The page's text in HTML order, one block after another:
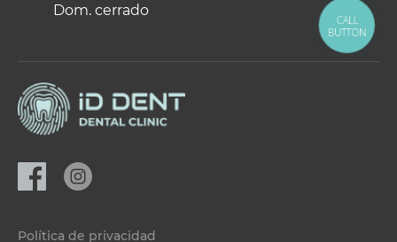
Dom. cerrado
Política de privacidad
CALL
BUTTON